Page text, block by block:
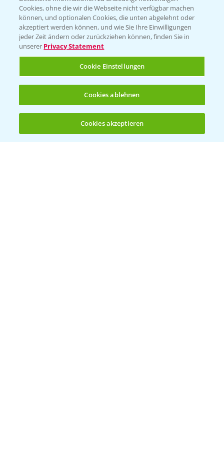
(noch 4)
PAMIRA - Packmittelrücknahme
Sammelstellen und Termine
PRE - Chemikalien sicher entsorgen
Sammelstellen und Termine
Kontakt & Notfall
Cookies, ohne die wir die Webseite nicht verfügbar machen
können, und optionalen Cookies, die unten abgelehnt oder
akzeptiert werden können, und wie Sie Ihre Einwilligungen
jeder Zeit ändern oder zurückziehen können, finden Sie in
unserer Privacy Statement
Cookie Einstellungen
Cookies ablehnen
Cookies akzeptieren